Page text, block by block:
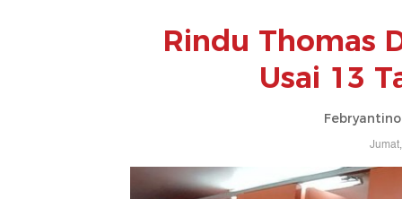
Rindu Thomas
Usai 13